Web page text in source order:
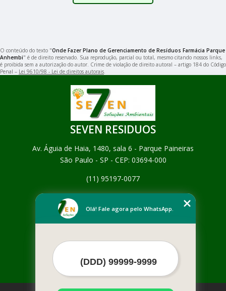
O conteúdo do texto "Onde Fazer Plano de Gerenciamento de Resíduos Farmácia Parque
Anhembi" é de direito reservado. Sua reprodução, parcial ou total, mesmo citando nossos links,
é proibida sem a autorização do autor. Crime de violação de direito autoral – artigo 184 do Código
Penal – Lei 9610/98 - Lei de direitos autorais.
SEVEN RESIDUOS
Av. Águia de Haia, 1480, sala 6 - Parque Paineiras
São Paulo - SP - CEP: 03694-000
(11) 95197-0077
Empresa
Contato
Mais Serviços
Olá! Fale agora pelo WhatsApp.